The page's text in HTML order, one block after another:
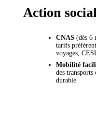
Action
CNAS (dès 6
tarifs
voyages,
Mobilité
des
durable